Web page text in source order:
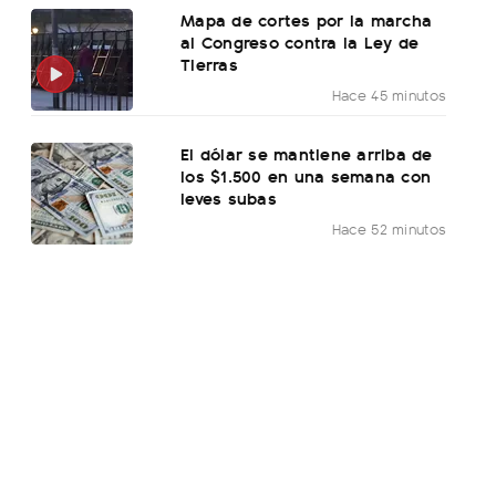
Mapa de cortes por la marcha
al Congreso contra la Ley de
Tierras
Hace 45 minutos
El dólar se mantiene arriba de
los $1.500 en una semana con
leves subas
Hace 52 minutos